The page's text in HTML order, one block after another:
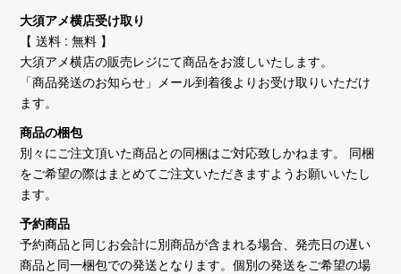
大須アメ横店受け取り
【 送料 : 無料 】
大須アメ横店の販売レジにて商品をお渡しいたします。
「商品発送のお知らせ」メール到着後よりお受け取りいただけ
ます。
商品の梱包
別々にご注文頂いた商品との同梱はご対応致しかねます。 同梱
をご希望の際はまとめてご注文いただきますようお願いいたし
ます。
予約商品
予約商品と同じお会計に別商品が含まれる場合、発売日の遅い
商品と同一梱包での発送となります。個別の発送をご希望の場